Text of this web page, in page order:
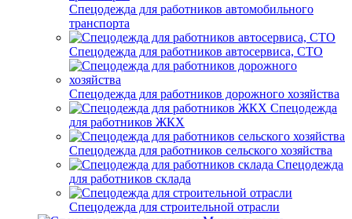
Спецодежда для работников автомобильного
транспорта
Спецодежда для работников автосервиса, СТО
Спецодежда для работников дорожного хозяйства
Спецодежда
для работников ЖКХ
Спецодежда для работников сельского хозяйства
Спецодежда
для работников склада
Спецодежда для строительной отрасли